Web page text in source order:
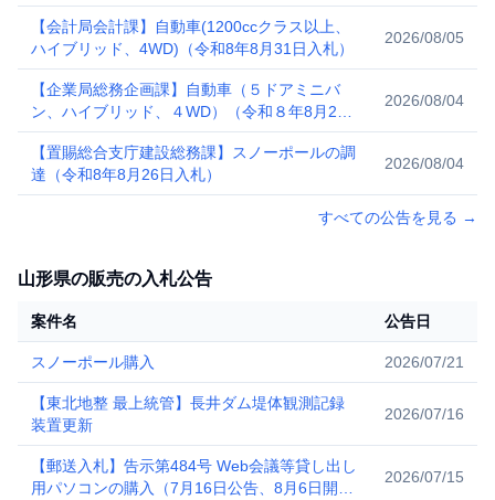
【会計局会計課】自動車(1200ccクラス以上、
ハイブリッド、4WD)（令和8年8月31日入札）
2026/08/05
【企業局総務企画課】自動車（５ドアミニバ
ン、ハイブリッド、４WD）（令和８年8月28
日入札）
2026/08/04
【置賜総合支庁建設総務課】スノーポールの調
達（令和8年8月26日入札）
2026/08/04
すべての公告を見る →
山形県の販売の入札公告
案件名 公告日
スノーポール購入 2026/07/21
【東北地整 最上統管】長井ダム堤体観測記録
装置更新
2026/07/16
【郵送入札】告示第484号 Web会議等貸し出し
用パソコンの購入（7月16日公告、8月6日開
2026/07/15